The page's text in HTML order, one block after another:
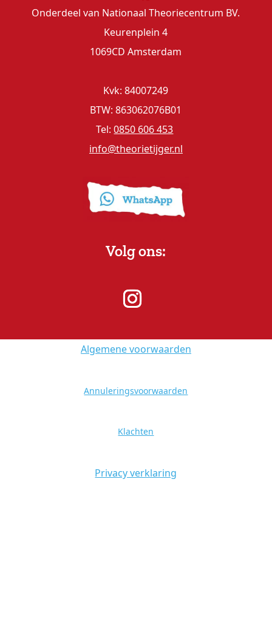
Onderdeel van Nationaal Theoriecentrum BV.
Keurenplein 4
1069CD Amsterdam
Kvk: 84007249
BTW: 863062076B01
Tel:0850 606 453
info@theorietijger.nl
Volg ons:
Algemene voorwaarden
Annuleringsvoorwaarden
Klachten
Privacy verklaring